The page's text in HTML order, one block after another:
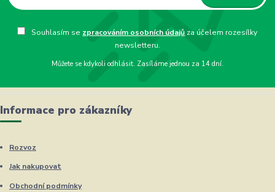
Souhlasím se zpracováním osobních údajů za účelem rozesílky
newsletteru.
Můžete se kdykoli odhlásit. Zasíláme jednou za 14 dní.
Informace pro zákazníky
Rozvoz
Jak nakupovat
Obchodní podmínky